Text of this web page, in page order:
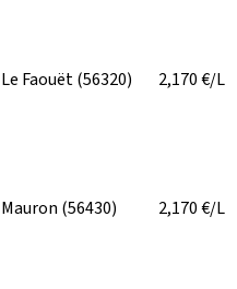
Le Faouët(56320) 2,170€/L
Mauron (56430) 2,170€/L